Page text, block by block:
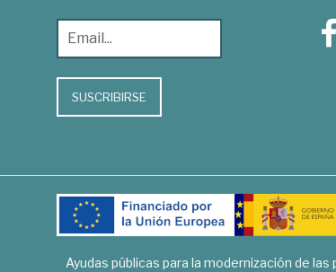
SUSCRIBIRSE
Ayudas públicas para la modernización de